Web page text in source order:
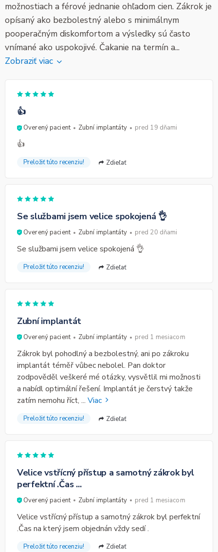
možnostiach a férové jednanie ohľadom cien. Zákrok je
opísaný ako bezbolestný alebo s minimálnym
pooperačným diskomfortom a výsledky sú často
vnímané ako uspokojivé. Čakanie na termín a...
Zobraziť viac
👍
Overený pacient Zubní implantáty pred 19 dňami
👍
Preložiť túto recenziu! Zdieľať
Se službami jsem velice spokojená 👌
Overený pacient Zubní implantáty pred 20 dňami
Se službami jsem velice spokojená 👌
Preložiť túto recenziu! Zdieľať
Zubní implantát
Overený pacient Zubní implantáty pred 1 mesiacom
Zákrok byl pohodlný a bezbolestný, ani po zákroku
implantát téměř vůbec nebolel. Pan doktor
zodpověděl veškeré mé otázky, vysvětlil mi možnosti
a nabídl optimální řešení. Implantát je čerstvý takže
zatím nemohu říct, ... Viac
Preložiť túto recenziu! Zdieľať
Velice vstřícný přístup a samotný zákrok byl
perfektní .Čas ...
Overený pacient Zubní implantáty pred 1 mesiacom
Velice vstřícný přístup a samotný zákrok byl perfektní
.Čas na který jsem objednán vždy sedí .
Preložiť túto recenziu! Zdieľať